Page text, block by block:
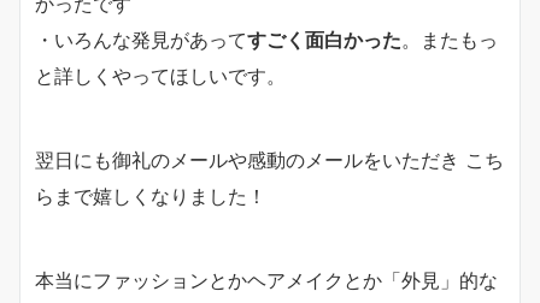
・いろんな発見があってすごく面白かった。またもっ
と詳しくやってほしいです。
翌日にも御礼のメールや感動のメールをいただき こち
らまで嬉しくなりました！
本当にファッションとかヘアメイクとか「外見」的な